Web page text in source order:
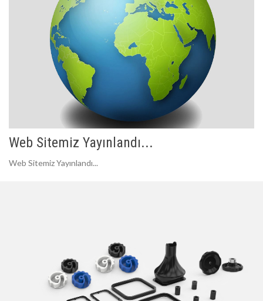
Web Sitemiz Yayınlandı...
Web Sitemiz Yayınlandı...